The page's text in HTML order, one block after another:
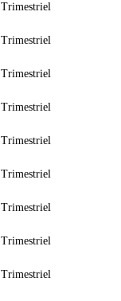
Trimestriel
Trimestriel
Trimestriel
Trimestriel
Trimestriel
Trimestriel
Trimestriel
Trimestriel
Trimestriel